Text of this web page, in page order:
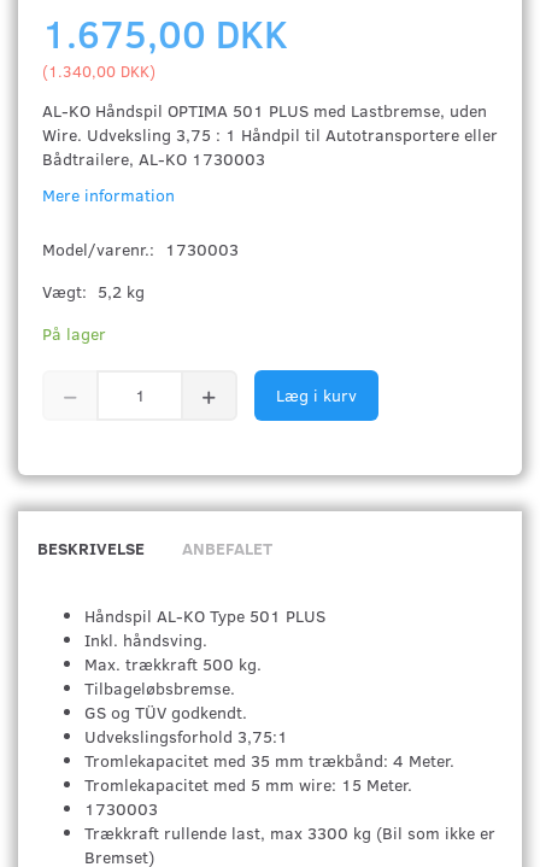
1.675,00 DKK
(1.340,00 DKK)
AL-KO Håndspil OPTIMA 501 PLUS med Lastbremse, uden
Wire. Udveksling 3,75 : 1 Håndpil til Autotransportere eller
Bådtrailere, AL-KO 1730003
Mere information
Model/varenr.:
1730003
Vægt: 5,2 kg
På lager
Læg i kurv
BESKRIVELSE ANBEFALET
Håndspil AL-KO Type 501 PLUS
Inkl. håndsving.
Max. trækkraft 500 kg.
Tilbageløbsbremse.
GS og TÜV godkendt.
Udvekslingsforhold 3,75:1
Tromlekapacitet med 35 mm trækbånd: 4 Meter.
Tromlekapacitet med 5 mm wire: 15 Meter.
1730003
Trækkraft rullende last, max 3300 kg (Bil som ikke er
Bremset)